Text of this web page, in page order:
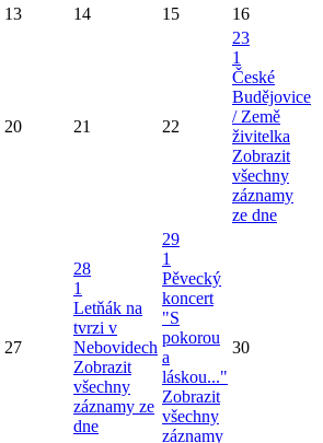
13 14 15 16
20 21 22
23
1
České
Budějovice
/ Země
živitelka
Zobrazit
všechny
záznamy
ze dne
27
28
1
Letňák na
tvrzi v
Nebovidech
Zobrazit
všechny
záznamy ze
dne
29
1
Pěvecký
koncert
"S
pokorou
a
láskou..."
Zobrazit
všechny
záznamy
30